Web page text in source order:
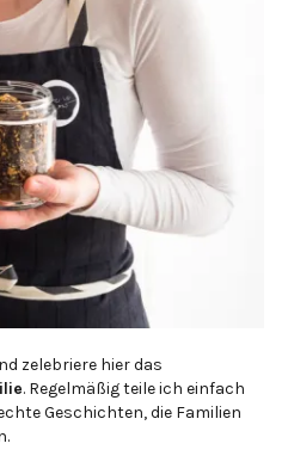
zelebriere hier das
. Regelmäßig teile ich einfach
Geschichten, die Familien